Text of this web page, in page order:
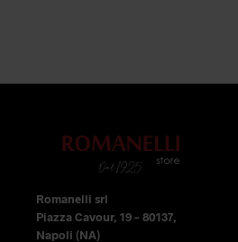
Romanelli srl
Piazza Cavour, 19 – 80137,
Napoli (NA)